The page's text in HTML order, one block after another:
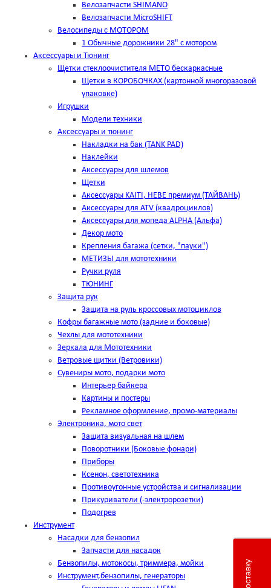
Велозапчасти SHIMANO
Велозапчасти MicroSHIFT
Велосипеды с МОТОРОМ
1 Обычные дорожники 28" с мотором
Аксессуары и Тюнинг
Щетки стеклоочистителя METO бескаркасные
Щетки в КОРОБОЧКАХ (картонной многоразовой
упаковке)
Игрушки
Модели техники
Аксессуары и тюнинг
Накладки на бак (TANK PAD)
Наклейки
Аксессуары для шлемов
Щетки
Аксессуары KAITI, HEBE премиум (ТАЙВАНЬ)
Аксессуары для ATV (квадроциклов)
Аксессуары для мопеда ALPHA (Альфа)
Декор мото
Крепления багажа (сетки, "пауки")
МЕТИЗЫ для мототехники
Ручки руля
ТЮНИНГ
Защита рук
Защита на руль кроссовых мотоциклов
Кофры багажные мото (задние и боковые)
Чехлы для мототехники
Зеркала для Мототехники
Ветровые щитки (Ветровики)
Сувениры мото, подарки мото
Интерьер байкера
Картины и постеры
Рекламное оформление, промо-материалы
Электроника, мото свет
Защита визуальная на шлем
Поворотники (Боковые фонари)
Приборы
Ксенон, светотехника
Противоугонные устройства и сигнализации
Прикуриватели (-электророзетки)
Подогрев
Инструмент
Насадки для бензопил
Запчасти для насадок
Бензопилы, мотокосы, триммера, мойки
Инструмент,бензопилы, генераторы